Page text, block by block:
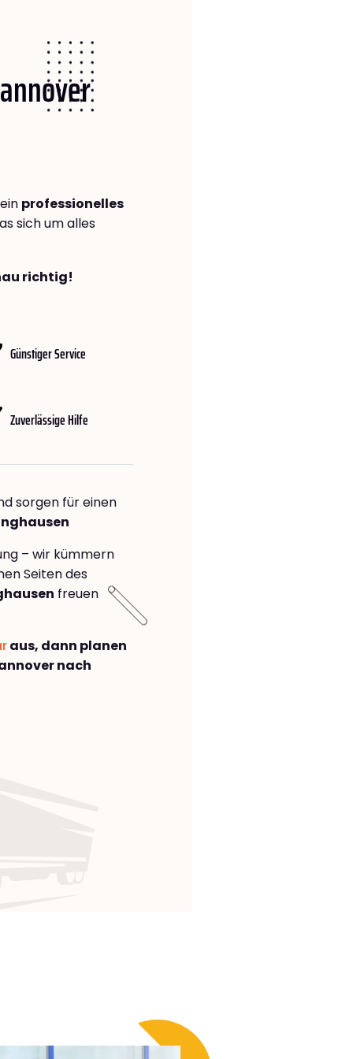
professionelles
sich um alles
richtig!
Günstiger Service
Zuverlässige Hilfe
sorgen für einen
– wir kümmern
Seiten des
freuen
aus, dann planen
nach